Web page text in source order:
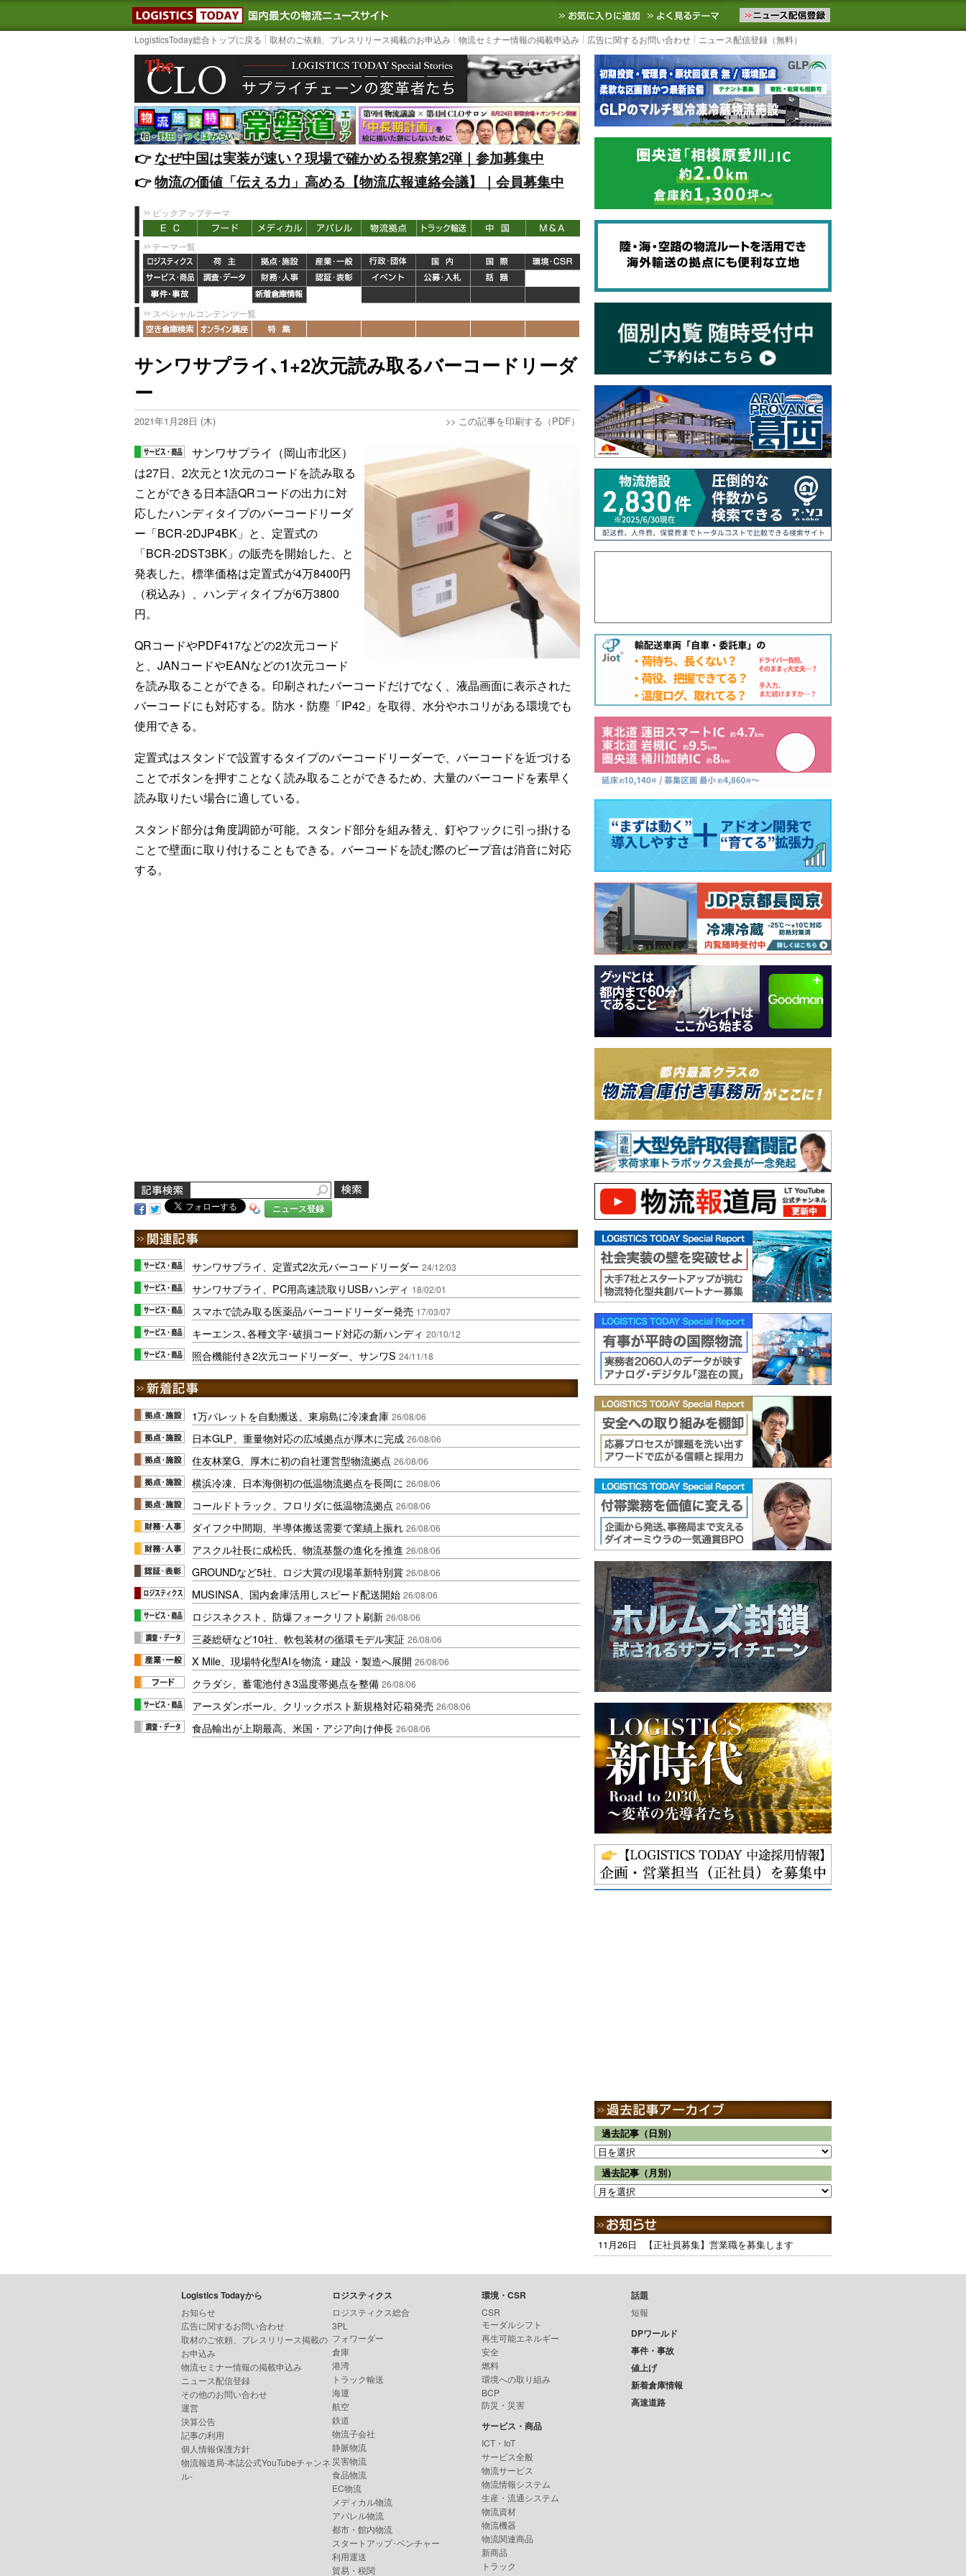
LOGISTICS TODAY｜国内最大の物流ニュースサイト3PL, SCMなど国内外の最新の物流ニュースをお届けします。物流ニュースメール配信を登録す
お気に入りに追加 よく見るテーマ
LogisticsToday総合トップに戻る 取材のご依頼、プレスリリース掲載のお申込み 物流セミナー情報の掲載申込み 広告に関するお問い合わせ ニュース配信登録（無料）
👉️なぜ中国は実装が速い？現場で確かめる視察第2弾｜参加募集中
👉️物流の価値「伝える力」高める【物流広報連絡会議】｜会員募集中
ピックアップテーマ
テーマ一覧
スペシャルコンテンツ一覧
サンワサプライ､1+2次元読み取るバーコードリーダ
ー
2021年1月28日 (木) >> この記事を印刷する（PDF）
サンワサプライ（岡山市北区）
は27日、2次元と1次元のコードを読み取る
ことができる日本語QRコードの出力に対
応したハンディタイプのバーコードリーダ
ー「BCR-2DJP4BK」と、定置式の
「BCR-2DST3BK」の販売を開始した、と
発表した。標準価格は定置式が4万8400円
（税込み）、ハンディタイプが6万3800
円。
QRコードやPDF417などの2次元コード
と、JANコードやEANなどの1次元コード
を読み取ることができる。印刷されたバーコードだけでなく、液晶画面に表示された
バーコードにも対応する。防水・防塵「IP42」を取得、水分やホコリがある環境でも
使用できる。
定置式はスタンドで設置するタイプのバーコードリーダーで、バーコードを近づける
ことでボタンを押すことなく読み取ることができるため、大量のバーコードを素早く
読み取りたい場合に適している。
スタンド部分は角度調節が可能。スタンド部分を組み替え、釘やフックに引っ掛ける
ことで壁面に取り付けることもできる。バーコードを読む際のビープ音は消音に対応
する。
ニュース登録
サンワサプライ、定置式2次元バーコードリーダー 24/12/03
サンワサプライ、PC用高速読取りUSBハンディ 18/02/01
スマホで読み取る医薬品バーコードリーダー発売 17/03/07
キーエンス､各種文字･破損コード対応の新ハンディ 20/10/12
照合機能付き2次元コードリーダー、サンワS 24/11/18
1万パレットを自動搬送、東扇島に冷凍倉庫 26/08/06
日本GLP、重量物対応の広域拠点が厚木に完成 26/08/06
住友林業G、厚木に初の自社運営型物流拠点 26/08/06
横浜冷凍、日本海側初の低温物流拠点を長岡に 26/08/06
コールドトラック、フロリダに低温物流拠点 26/08/06
ダイフク中間期、半導体搬送需要で業績上振れ 26/08/06
アスクル社長に成松氏、物流基盤の進化を推進 26/08/06
GROUNDなど5社、ロジ大賞の現場革新特別賞 26/08/06
MUSINSA、国内倉庫活用しスピード配送開始 26/08/06
ロジスネクスト、防爆フォークリフト刷新 26/08/06
三菱総研など10社、軟包装材の循環モデル実証 26/08/06
X Mile、現場特化型AIを物流・建設・製造へ展開 26/08/06
クラダシ、蓄電池付き3温度帯拠点を整備 26/08/06
アースダンボール、クリックポスト新規格対応箱発売 26/08/06
食品輸出が上期最高、米国・アジア向け伸長 26/08/06
過去記事（日別）
過去記事（月別）
11月26日 【正社員募集】営業職を募集します
Logistics Todayから
お知らせ
広告に関するお問い合わせ
取材のご依頼、プレスリリース掲載の
お申込み
物流セミナー情報の掲載申込み
ニュース配信登録
その他のお問い合わせ
運営
決算公告
記事の利用
個人情報保護方針
物流報道局-本誌公式YouTubeチャンネ
ル-
ロジスティクス
ロジスティクス総合
3PL
フォワーダー
倉庫
港湾
トラック輸送
海運
航空
鉄道
物流子会社
静脈物流
災害物流
食品物流
EC物流
メディカル物流
アパレル物流
都市・館内物流
スタートアップ･ベンチャー
利用運送
貿易・税関
環境・CSR
CSR
モーダルシフト
再生可能エネルギー
安全
燃料
環境への取り組み
BCP
防災・災害
サービス・商品
ICT・IoT
サービス全般
物流サービス
物流情報システム
生産・流通システム
物流資材
物流機器
物流関連商品
新商品
トラック
話題
短報
DPワールド
事件・事故
値上げ
新着倉庫情報
高速道路